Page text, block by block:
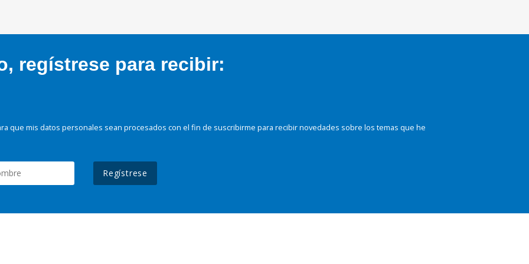
regístrese para recibir:
que mis datos personales sean procesados con el fin de suscribirme para recibir novedades sobre los temas que he
Regístrese